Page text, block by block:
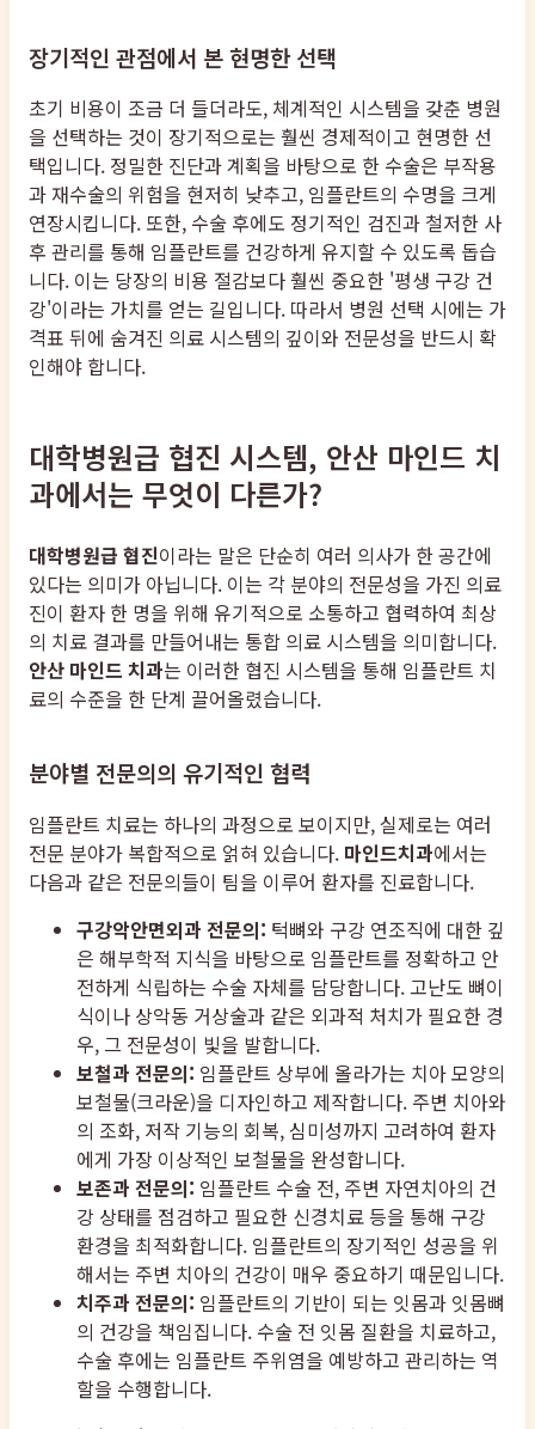
장기적인 관점에서 본 현명한 선택
초기 비용이 조금 더 들더라도, 체계적인 시스템을 갖춘 병원
을 선택하는 것이 장기적으로는 훨씬 경제적이고 현명한 선
택입니다. 정밀한 진단과 계획을 바탕으로 한 수술은 부작용
과 재수술의 위험을 현저히 낮추고, 임플란트의 수명을 크게
연장시킵니다. 또한, 수술 후에도 정기적인 검진과 철저한 사
후 관리를 통해 임플란트를 건강하게 유지할 수 있도록 돕습
니다. 이는 당장의 비용 절감보다 훨씬 중요한 '평생 구강 건
강'이라는 가치를 얻는 길입니다. 따라서 병원 선택 시에는 가
격표 뒤에 숨겨진 의료 시스템의 깊이와 전문성을 반드시 확
인해야 합니다.
대학병원급 협진 시스템, 안산 마인드 치
과에서는 무엇이 다른가?
대학병원급 협진이라는 말은 단순히 여러 의사가 한 공간에
있다는 의미가 아닙니다. 이는 각 분야의 전문성을 가진 의료
진이 환자 한 명을 위해 유기적으로 소통하고 협력하여 최상
의 치료 결과를 만들어내는 통합 의료 시스템을 의미합니다.
안산 마인드 치과는 이러한 협진 시스템을 통해 임플란트 치
료의 수준을 한 단계 끌어올렸습니다.
분야별 전문의의 유기적인 협력
임플란트 치료는 하나의 과정으로 보이지만, 실제로는 여러
전문 분야가 복합적으로 얽혀 있습니다. 마인드치과에서는
다음과 같은 전문의들이 팀을 이루어 환자를 진료합니다.
구강악안면외과 전문의: 턱뼈와 구강 연조직에 대한 깊
은 해부학적 지식을 바탕으로 임플란트를 정확하고 안
전하게 식립하는 수술 자체를 담당합니다. 고난도 뼈이
식이나 상악동 거상술과 같은 외과적 처치가 필요한 경
우, 그 전문성이 빛을 발합니다.
보철과 전문의: 임플란트 상부에 올라가는 치아 모양의
보철물(크라운)을 디자인하고 제작합니다. 주변 치아와
의 조화, 저작 기능의 회복, 심미성까지 고려하여 환자
에게 가장 이상적인 보철물을 완성합니다.
보존과 전문의: 임플란트 수술 전, 주변 자연치아의 건
강 상태를 점검하고 필요한 신경치료 등을 통해 구강
환경을 최적화합니다. 임플란트의 장기적인 성공을 위
해서는 주변 치아의 건강이 매우 중요하기 때문입니다.
치주과 전문의: 임플란트의 기반이 되는 잇몸과 잇몸뼈
의 건강을 책임집니다. 수술 전 잇몸 질환을 치료하고,
수술 후에는 임플란트 주위염을 예방하고 관리하는 역
할을 수행합니다.